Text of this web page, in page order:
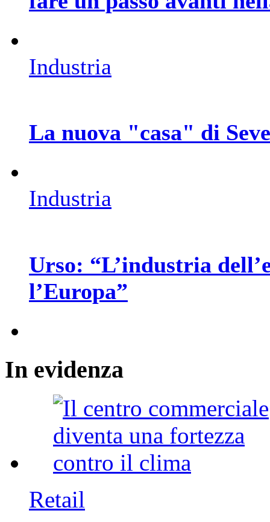
Industria
La nuova "casa" di
Industria
Urso: “L’industria
l’Europa”
In evidenza
Retail